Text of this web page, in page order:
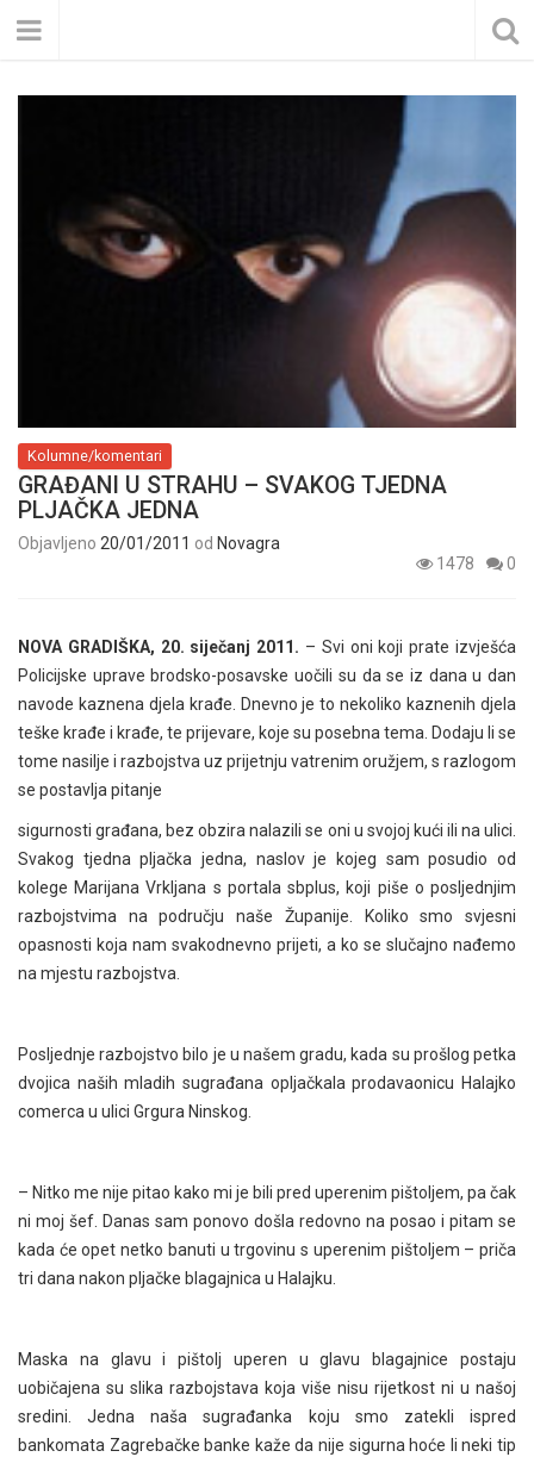
Kolumne/komentari
GRAĐANI U STRAHU – SVAKOG TJEDNA
PLJAČKA JEDNA
Objavljeno 20/01/2011 od Novagra
1478
0
NOVA GRADIŠKA, 20. siječanj 2011. – Svi oni koji prate izvješća
Policijske uprave brodsko-posavske uočili su da se iz dana u dan
navode kaznena djela krađe. Dnevno je to nekoliko kaznenih djela
teške krađe i krađe, te prijevare, koje su posebna tema. Dodaju li se
tome nasilje i razbojstva uz prijetnju vatrenim oružjem, s razlogom
se postavlja pitanje
sigurnosti građana, bez obzira nalazili se oni u svojoj kući ili na ulici.
Svakog tjedna pljačka jedna, naslov je kojeg sam posudio od
kolege Marijana Vrkljana s portala sbplus, koji piše o posljednjim
razbojstvima na području naše Županije. Koliko smo svjesni
opasnosti koja nam svakodnevno prijeti, a ko se slučajno nađemo
na mjestu razbojstva.
Posljednje razbojstvo bilo je u našem gradu, kada su prošlog petka
dvojica naših mladih sugrađana opljačkala prodavaonicu Halajko
comerca u ulici Grgura Ninskog.
– Nitko me nije pitao kako mi je bili pred uperenim pištoljem, pa čak
ni moj šef. Danas sam ponovo došla redovno na posao i pitam se
kada će opet netko banuti u trgovinu s uperenim pištoljem – priča
tri dana nakon pljačke blagajnica u Halajku.
Maska na glavu i pištolj uperen u glavu blagajnice postaju
uobičajena su slika razbojstava koja više nisu rijetkost ni u našoj
sredini. Jedna naša sugrađanka koju smo zatekli ispred
bankomata Zagrebačke banke kaže da nije sigurna hoće li neki tip